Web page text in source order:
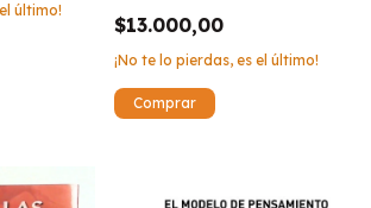
último!
$13.000,00
¡No te lo pierdas, es el último!